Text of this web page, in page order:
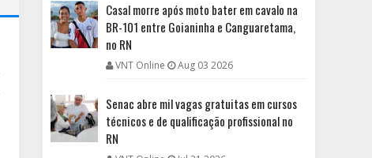
Casal morre após moto bater em cavalo na
BR-101 entre Goianinha e Canguaretama,
no RN
VNT Online Aug 03 2026
Senac abre mil vagas gratuitas em cursos
técnicos e de qualificação profissional no
RN